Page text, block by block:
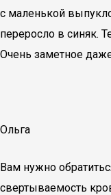
с маленькой
переросло в синяк.
Очень заметное
Ольга
Вам нужно
свертываемость